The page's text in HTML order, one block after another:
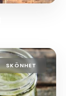
SKÖNHET